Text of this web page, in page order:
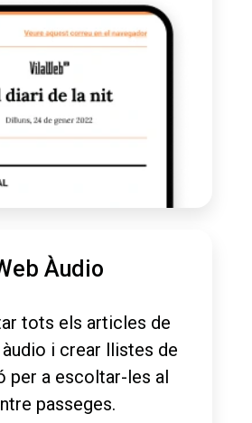
Àudio
tots els articles de
i crear llistes de
per a escoltar-les al
passeges.